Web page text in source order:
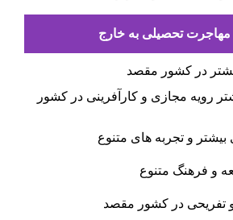
مهاجرت تحصیلی به خارج
در کشور مقصد
رویه مجازی و کارآفرینی در کشور
و تجربه های متنوع
و فرهنگ متنوع
تفریحی در کشور مقصد